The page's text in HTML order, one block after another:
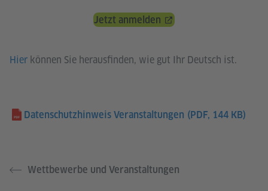
Jetzt anmelden
Hier können Sie herausfinden, wie gut Ihr Deutsch ist.
Datenschutzhinweis Veranstaltungen (PDF, 144 KB)
Wettbewerbe und Veranstaltungen